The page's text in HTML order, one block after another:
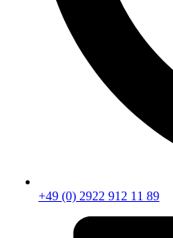
+49 (0) 2922 912 11 89